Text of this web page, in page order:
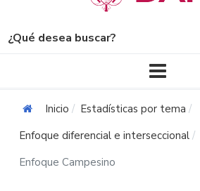
¿Qué desea buscar?
Inicio
Estadísticas por tema
Enfoque diferencial e interseccional
Enfoque Campesino